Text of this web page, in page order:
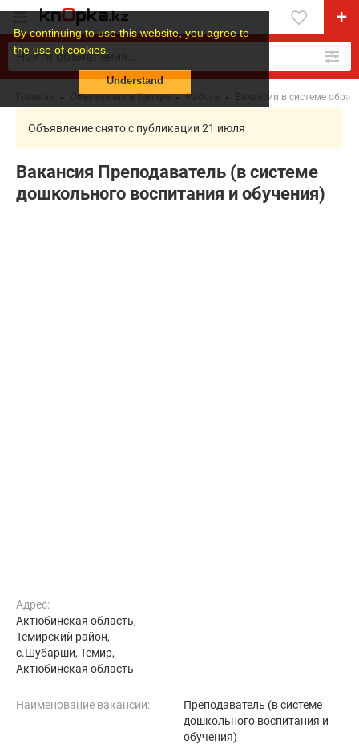
By continuing to use this website, you agree to
the use of cookies.
Understand
Объявления в Темире Работа Вакансии в системе
Объявление снято с публикации 21 июля
Вакансия Преподаватель (в системе
дошкольного воспитания и обучения)
Адрес:
Актюбинская область,
Темирский район,
с.Шубарши, Темир,
Актюбинская область
Наименование вакансии:
Преподаватель (в системе
дошкольного воспитания и
обучения)